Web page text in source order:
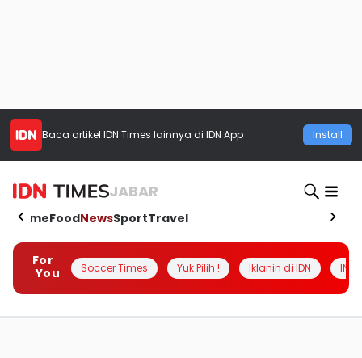
Baca artikel IDN Times lainnya di IDN App Install
JABAR
HomeFoodNewsSportTravel
For
You
Soccer Times Yuk Pilih ! Iklanin di IDN